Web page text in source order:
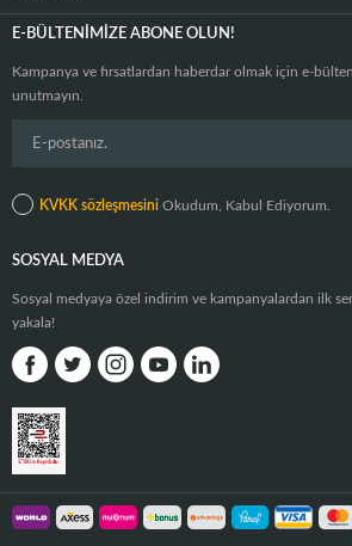
E-BÜLTENIMIZE ABONE OLUN!
Kampanya ve fırsatlardan haberdar olmak için e-
unutmayın.
KVKK sözleşmesini Okudum, Kabul Ediyorum.
SOSYAL MEDYA
Sosyal medyaya özel indirim ve kampanyalardan ilk
yakala!